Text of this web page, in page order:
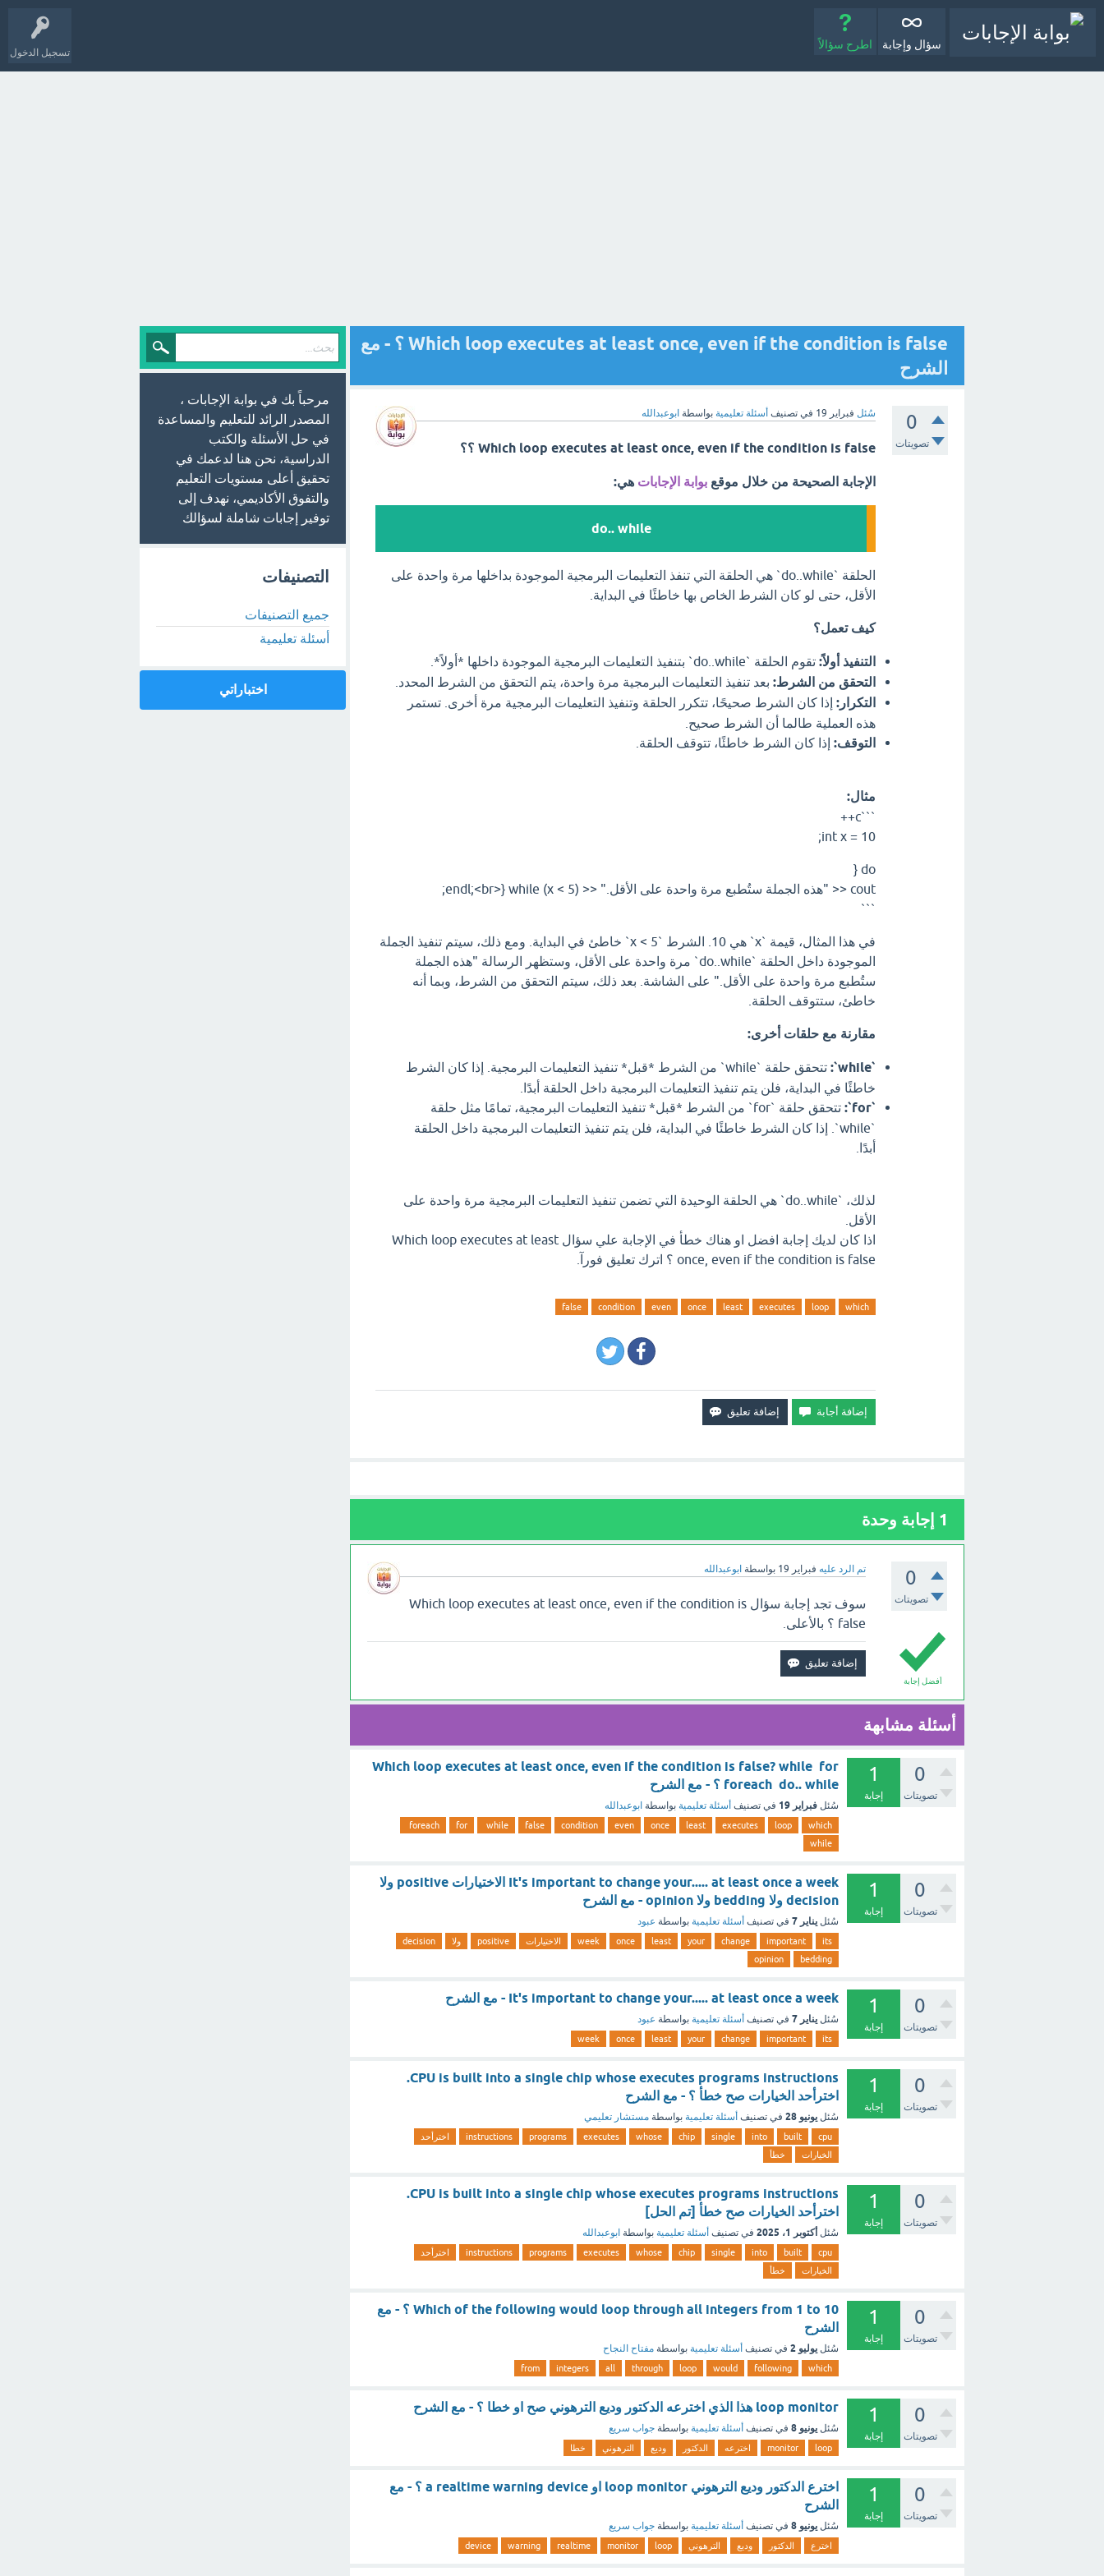
تسجيل الدخول
سؤال وإجابة اطرح سؤالاً
Which loop executes at least once, even if the condition is false ؟ - مع
الشرح
0
تصويتات
سُئل فبراير 19 في تصنيف أسئلة تعليمية بواسطة ابوعبدالله
Which loop executes at least once, even if the condition is false ؟؟
الإجابة الصحيحة من خلال موقع بوابة الإجابات هي:
do.. while
الحلقة `do..while` هي الحلقة التي تنفذ التعليمات البرمجية الموجودة بداخلها مرة واحدة على
الأقل، حتى لو كان الشرط الخاص بها خاطئًا في البداية.
كيف تعمل؟
التنفيذ أولاً: تقوم الحلقة `do..while` بتنفيذ التعليمات البرمجية الموجودة داخلها *أولاً*.
التحقق من الشرط: بعد تنفيذ التعليمات البرمجية مرة واحدة، يتم التحقق من الشرط المحدد.
التكرار: إذا كان الشرط صحيحًا، تتكرر الحلقة وتنفيذ التعليمات البرمجية مرة أخرى. تستمر
هذه العملية طالما أن الشرط صحيح.
التوقف: إذا كان الشرط خاطئًا، تتوقف الحلقة.
مثال:
```c++
int x = 10;
do {
cout << "هذه الجملة ستُطبع مرة واحدة على الأقل." << endl;<br>} while (x < 5);
```
في هذا المثال، قيمة `x` هي 10. الشرط `x < 5` خاطئ في البداية. ومع ذلك، سيتم تنفيذ الجملة
الموجودة داخل الحلقة `do..while` مرة واحدة على الأقل، وستظهر الرسالة "هذه الجملة
ستُطبع مرة واحدة على الأقل." على الشاشة. بعد ذلك، سيتم التحقق من الشرط، وبما أنه
خاطئ، ستتوقف الحلقة.
مقارنة مع حلقات أخرى:
`while`:
تتحقق حلقة `while` من الشرط *قبل* تنفيذ التعليمات البرمجية. إذا كان الشرط
خاطئًا في البداية، فلن يتم تنفيذ التعليمات البرمجية داخل الحلقة أبدًا.
`for`:
تتحقق حلقة `for` من الشرط *قبل* تنفيذ التعليمات البرمجية، تمامًا مثل حلقة
`while`. إذا كان الشرط خاطئًا في البداية، فلن يتم تنفيذ التعليمات البرمجية داخل الحلقة
أبدًا.
لذلك، `do..while` هي الحلقة الوحيدة التي تضمن تنفيذ التعليمات البرمجية مرة واحدة على
الأقل.
اذا كان لديك إجابة افضل او هناك خطأ في الإجابة علي سؤال Which loop executes at least
once, even if the condition is false ؟ اترك تعليق فورآ.
which
loop
executes
least
once
even
condition
false
1 إجابة وحدة
0
تصويتات
تم الرد عليه فبراير 19 بواسطة ابوعبدالله
أفضل إجابة
سوف تجد إجابة سؤال Which loop executes at least once, even if the condition is
false ؟ بالأعلى.
أسئلة مشابهة
0
تصويتات
1
إجابة
Which loop executes at least once, even if the condition is false? while for
foreach do.. while ؟ - مع الشرح
سُئل فبراير 19 في تصنيف أسئلة تعليمية بواسطة ابوعبدالله
which
loop
executes
least
once
even
condition
false
while
for
foreach
while
0
تصويتات
1
إجابة
It's important to change your..... at least once a week الاختيارات positive ولا
decision ولا bedding ولا opinion - مع الشرح
سُئل يناير 7 في تصنيف أسئلة تعليمية بواسطة عبود
its
important
change
your
least
once
week الاختيارات positive ولا
decision
bedding
opinion
0
تصويتات
1
إجابة
It's important to change your..... at least once a week - مع الشرح
سُئل يناير 7 في تصنيف أسئلة تعليمية بواسطة عبود
its
important
change
your
least
once
week
0
تصويتات
1
إجابة
CPU is built into a single chip whose executes programs instructions.
اخترأحد الخيارات صح خطأ ؟ - مع الشرح
سُئل يونيو 28 في تصنيف أسئلة تعليمية بواسطة مستشار تعليمي
cpu
built
into
single
chip
whose
executes
programs
instructions
اخترأحد
الخيارات
خطأ
0
تصويتات
1
إجابة
CPU is built into a single chip whose executes programs instructions.
اخترأحد الخيارات صح خطأ [تم الحل]
سُئل أكتوبر 1، 2025 في تصنيف أسئلة تعليمية بواسطة ابوعبدالله
cpu
built
into
single
chip
whose
executes
programs
instructions
اخترأحد
الخيارات
خطأ
0
تصويتات
1
إجابة
Which of the following would loop through all integers from 1 to 10 ؟ - مع
الشرح
سُئل يوليو 2 في تصنيف أسئلة تعليمية بواسطة مفتاح النجاح
which
following
would
loop
through
all
integers
from
0
تصويتات
1
إجابة
loop monitor هذا الذي اخترعه الدكتور وديع الترهوني صح او خطا ؟ - مع الشرح
سُئل يونيو 8 في تصنيف أسئلة تعليمية بواسطة جواب سريع
loop
monitor اخترعه الدكتور وديع الترهوني خطا
0
تصويتات
1
إجابة
اخترع الدكتور وديع الترهوني loop monitor او a realtime warning device ؟ - مع
الشرح
سُئل يونيو 8 في تصنيف أسئلة تعليمية بواسطة جواب سريع
اخترع الدكتور وديع الترهوني loop
monitor
realtime
warning
device
مرحباً بك في بوابة الإجابات ،
المصدر الرائد للتعليم والمساعدة
في حل الأسئلة والكتب
الدراسية، نحن هنا لدعمك في
تحقيق أعلى مستويات التعليم
والتفوق الأكاديمي، نهدف إلى
توفير إجابات شاملة لسؤالك
التصنيفات
جميع التصنيفات
أسئلة تعليمية
اختباراتي